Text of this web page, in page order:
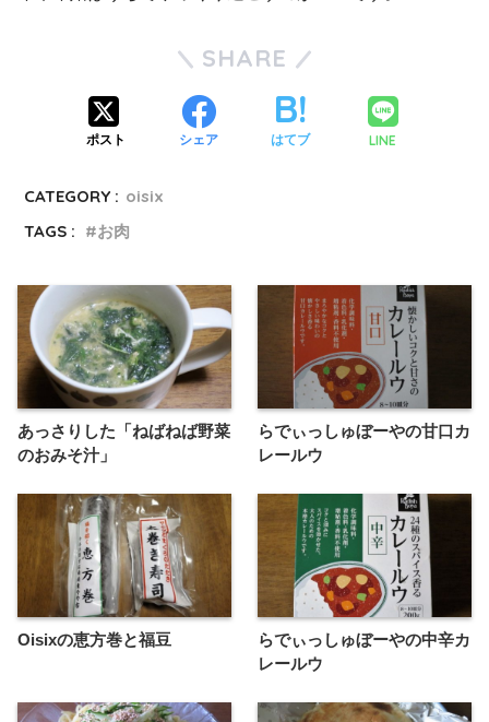
SHARE
ポスト シェア はてブ LINE
CATEGORY : oisix
TAGS :
お肉
あっさりした「ねばねば野菜
のおみそ汁」
らでぃっしゅぼーやの甘口カ
レールウ
Oisixの恵方巻と福豆
らでぃっしゅぼーやの中辛カ
レールウ